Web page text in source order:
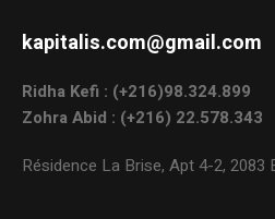
kapitalis.com@gmail.com
Ridha Kefi : (+216)98.324.899
Zohra Abid : (+216) 22.578.343
Résidence La Brise, Apt 4-2, 2083